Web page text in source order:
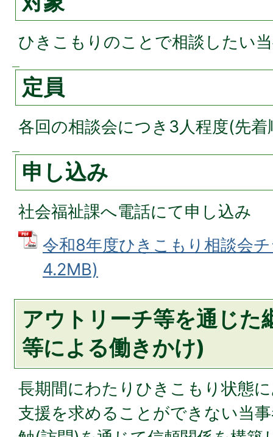
ひきこもりのことで相談したい
定員
各回の相談会につき3人程度(先着
申し込み
社会福祉課へ電話にて申し込み
令和8年度ひきこもり相談会
4.2MB)
アウトリーチ等を通じた
等による働きかけ)
長期間にわたりひきこもり状態
支援を求めることができない当